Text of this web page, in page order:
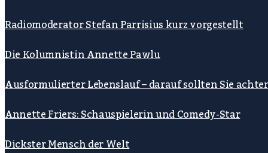
Radiomoderator Stefan Parrisius kurz vorgestellt
Die Kolumnistin Annette Pawlu
Ausformulierter Lebenslauf – darauf sollten Sie
Annette Friers: Schauspielerin und Comedy-Star
Dickster Mensch der Welt